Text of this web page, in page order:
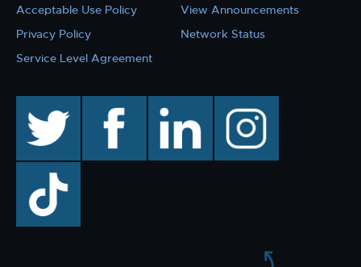
Acceptable Use Policy
Privacy Policy
Service Level Agreement
View Announcements
Network Status
facebook linkedin instagram
TikTok